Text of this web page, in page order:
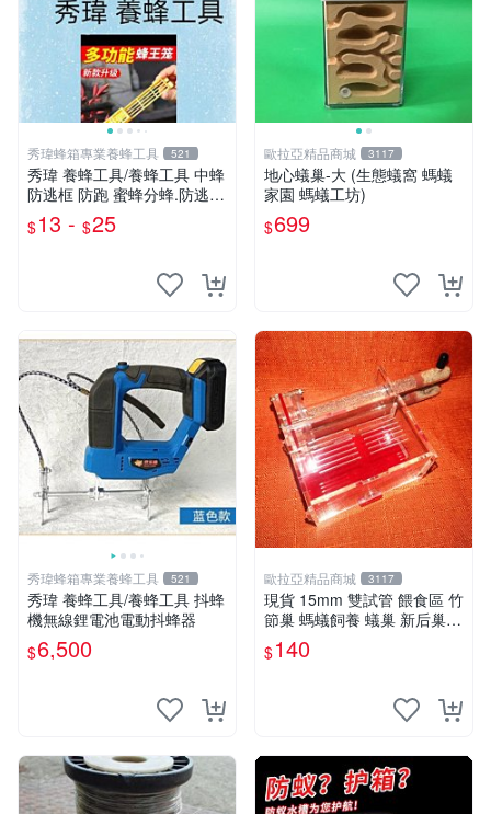
秀瑋蜂箱專業養蜂工具 521
秀瑋 養蜂工具/養蜂工具 中蜂
防逃框 防跑 蜜蜂分蜂.防逃二
合一 多功能
$13 - $25
歐拉亞精品商城 3117
地心蟻巢-大 (生態蟻窩 螞蟻
家園 螞蟻工坊)
$699
秀瑋蜂箱專業養蜂工具 521
秀瑋 養蜂工具/養蜂工具 抖蜂
機無線鋰電池電動抖蜂器
$6,500
歐拉亞精品商城 3117
現貨 15mm 雙試管 餵食區 竹
節巢 螞蟻飼養 蟻巢 新后巢
試管巢 (生態蟻窩 螞蟻家園
螞蟻工坊)
$140